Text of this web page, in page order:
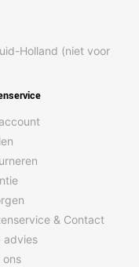
Holland (niet voor
& Contact
advies
ons